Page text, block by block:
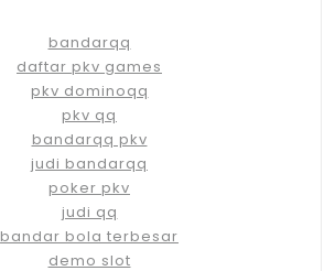
bandarqq
daftar pkv games
pkv dominoqq
pkv qq
bandarqq pkv
judi bandarqq
poker pkv
judi qq
bandar bola terbesar
demo slot